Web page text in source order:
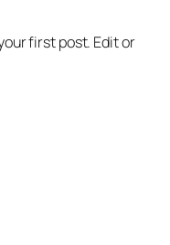
first post. Edit or